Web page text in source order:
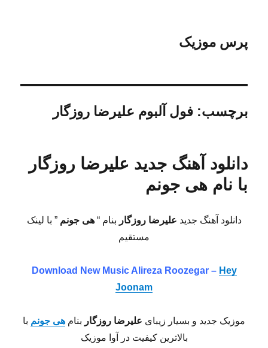
پرس موزیک
برچسب:فول آلبوم علیرضا روزگار
دانلود آهنگ جدید علیرضا روزگار
با نام هی جونم
دانلود آهنگ جدید علیرضا روزگار بنام “ هی جونم” با لینک
مستقیم
Download New Music Alireza Roozegar – Hey
Joonam
موزیک جدید و بسیار زیبای علیرضا روزگار بنام هی جونم با
بالاترین کیفیت در آوا موزیک